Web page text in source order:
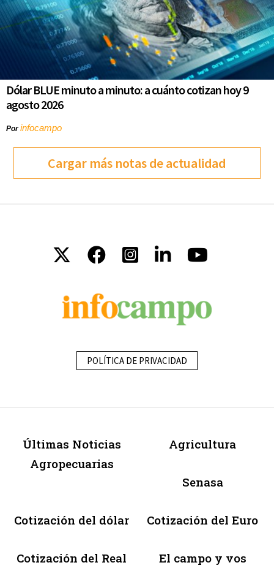
Dólar BLUE minuto a minuto: a cuánto cotizan hoy 9
agosto 2026
Porinfocampo
Cargar más notas de actualidad
POLÍTICA DE PRIVACIDAD
Últimas Noticias
Agropecuarias
Agricultura
Senasa
Cotización del dólar Cotización del Euro
Cotización del Real El campo y vos